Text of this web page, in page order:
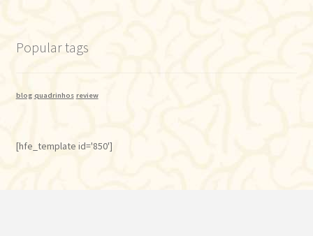
Popular tags
blog quadrinhos review
[hfe_template id='850']